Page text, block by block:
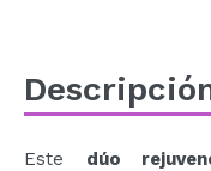
Este dúo